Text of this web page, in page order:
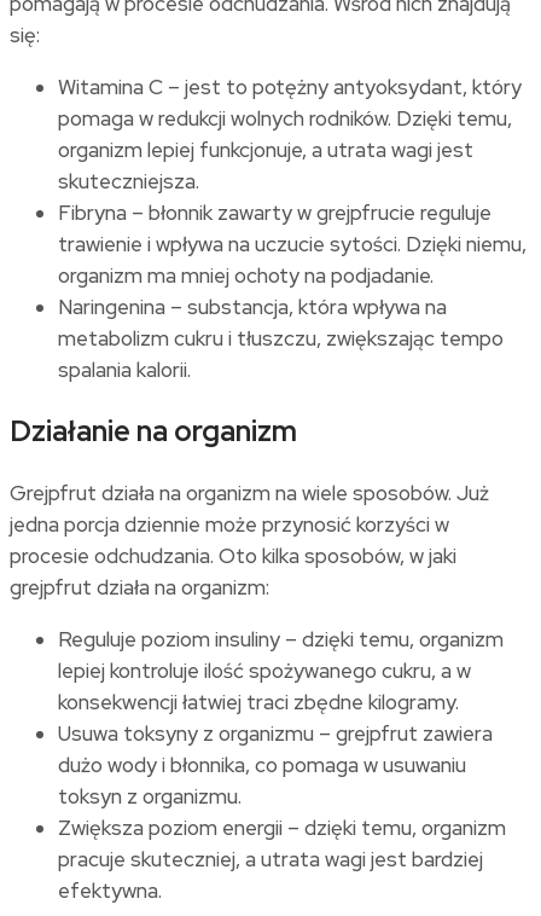
się:
Witamina C – jest to potężny antyoksydant, który
pomaga w redukcji wolnych rodników. Dzięki temu,
organizm lepiej funkcjonuje, a utrata wagi jest
skuteczniejsza.
Fibryna – błonnik zawarty w grejpfrucie reguluje
trawienie i wpływa na uczucie sytości. Dzięki niemu,
organizm ma mniej ochoty na podjadanie.
Naringenina – substancja, która wpływa na
metabolizm cukru i tłuszczu, zwiększając tempo
spalania kalorii.
Działanie na organizm
Grejpfrut działa na organizm na wiele sposobów. Już
jedna porcja dziennie może przynosić korzyści w
procesie odchudzania. Oto kilka sposobów, w jaki
grejpfrut działa na organizm:
Reguluje poziom insuliny – dzięki temu, organizm
lepiej kontroluje ilość spożywanego cukru, a w
konsekwencji łatwiej traci zbędne kilogramy.
Usuwa toksyny z organizmu – grejpfrut zawiera
dużo wody i błonnika, co pomaga w usuwaniu
toksyn z organizmu.
Zwiększa poziom energii – dzięki temu, organizm
pracuje skuteczniej, a utrata wagi jest bardziej
efektywna.